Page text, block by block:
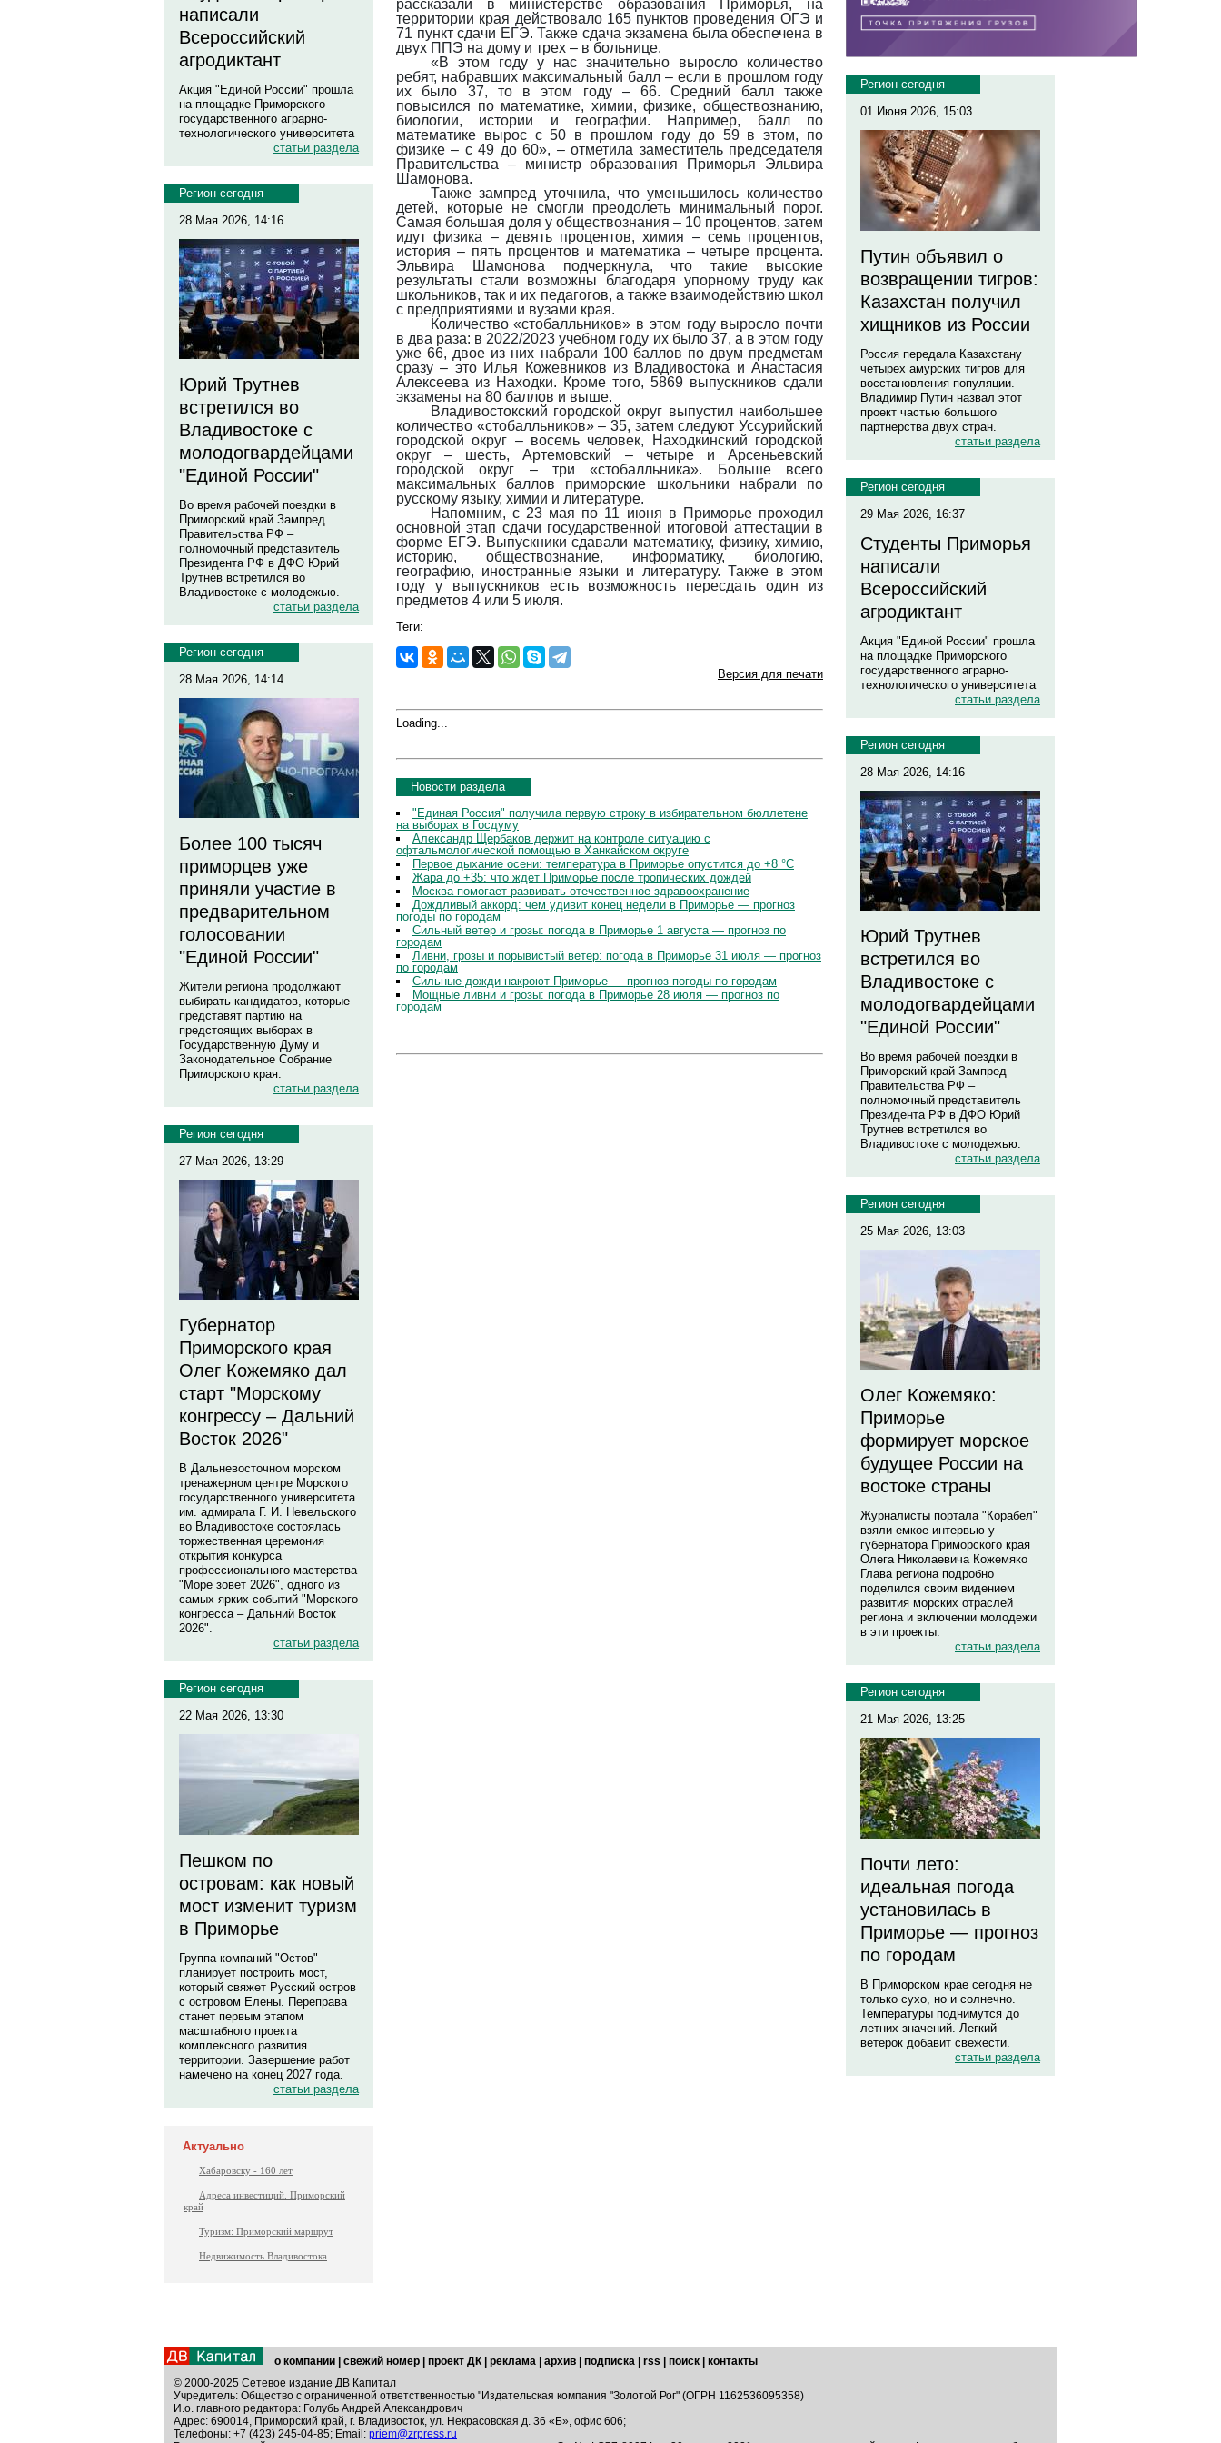
написали
Всероссийский
агродиктант
Акция "Единой России" прошла
на площадке Приморского
государственного аграрно-
технологического университета
статьи раздела
Регион сегодня
28 Мая 2026, 14:16
Юрий Трутнев
встретился во
Владивостоке с
молодогвардейцами
"Единой России"
Во время рабочей поездки в
Приморский край Зампред
Правительства РФ –
полномочный представитель
Президента РФ в ДФО Юрий
Трутнев встретился во
Владивостоке с молодежью.
статьи раздела
Регион сегодня
28 Мая 2026, 14:14
Более 100 тысяч
приморцев уже
приняли участие в
предварительном
голосовании
"Единой России"
Жители региона продолжают
выбирать кандидатов, которые
представят партию на
предстоящих выборах в
Государственную Думу и
Законодательное Собрание
Приморского края.
статьи раздела
Регион сегодня
27 Мая 2026, 13:29
Губернатор
Приморского края
Олег Кожемяко дал
старт "Морскому
конгрессу – Дальний
Восток 2026"
В Дальневосточном морском
тренажерном центре Морского
государственного университета
им. адмирала Г. И. Невельского
во Владивостоке состоялась
торжественная церемония
открытия конкурса
профессионального мастерства
"Море зовет 2026", одного из
самых ярких событий "Морского
конгресса – Дальний Восток
2026".
статьи раздела
Регион сегодня
22 Мая 2026, 13:30
Пешком по
островам: как новый
мост изменит туризм
в Приморье
Группа компаний "Остов"
планирует построить мост,
который свяжет Русский остров
с островом Елены. Переправа
станет первым этапом
масштабного проекта
комплексного развития
территории. Завершение работ
намечено на конец 2027 года.
статьи раздела
Актуально
Хабаровску - 160 лет
Адреса инвестиций. Приморский
край
Туризм: Приморский маршрут
Недвижимость Владивостока
рассказали в министерстве образования Приморья, на
территории края действовало 165 пунктов проведения ОГЭ и
71 пункт сдачи ЕГЭ. Также сдача экзамена была обеспечена в
двух ППЭ на дому и трех – в больнице.
«В этом году у нас значительно выросло количество
ребят, набравших максимальный балл – если в прошлом году
их было 37, то в этом году – 66. Средний балл также
повысился по математике, химии, физике, обществознанию,
биологии, истории и географии. Например, балл по
математике вырос с 50 в прошлом году до 59 в этом, по
физике – с 49 до 60», – отметила заместитель председателя
Правительства – министр образования Приморья Эльвира
Шамонова.
Также зампред уточнила, что уменьшилось количество
детей, которые не смогли преодолеть минимальный порог.
Самая большая доля у обществознания – 10 процентов, затем
идут физика – девять процентов, химия – семь процентов,
история – пять процентов и математика – четыре процента.
Эльвира Шамонова подчеркнула, что такие высокие
результаты стали возможны благодаря упорному труду как
школьников, так и их педагогов, а также взаимодействию школ
с предприятиями и вузами края.
Количество «стобалльников» в этом году выросло почти
в два раза: в 2022/2023 учебном году их было 37, а в этом году
уже 66, двое из них набрали 100 баллов по двум предметам
сразу – это Илья Кожевников из Владивостока и Анастасия
Алексеева из Находки. Кроме того, 5869 выпускников сдали
экзамены на 80 баллов и выше.
Владивостокский городской округ выпустил наибольшее
количество «стобалльников» – 35, затем следуют Уссурийский
городской округ – восемь человек, Находкинский городской
округ – шесть, Артемовский – четыре и Арсеньевский
городской округ – три «стобалльника». Больше всего
максимальных баллов приморские школьники набрали по
русскому языку, химии и литературе.
Напомним, с 23 мая по 11 июня в Приморье проходил
основной этап сдачи государственной итоговой аттестации в
форме ЕГЭ. Выпускники сдавали математику, физику, химию,
историю, обществознание, информатику, биологию,
географию, иностранные языки и литературу. Также в этом
году у выпускников есть возможность пересдать один из
предметов 4 или 5 июля.
Теги:
Версия для печати
Loading...
Новости раздела
"Единая Россия" получила первую строку в избирательном бюллетене
на выборах в Госдуму
Александр Щербаков держит на контроле ситуацию с
офтальмологической помощью в Ханкайском округе
Первое дыхание осени: температура в Приморье опустится до +8 °C
Жара до +35: что ждет Приморье после тропических дождей
Москва помогает развивать отечественное здравоохранение
Дождливый аккорд: чем удивит конец недели в Приморье — прогноз
погоды по городам
Сильный ветер и грозы: погода в Приморье 1 августа — прогноз по
городам
Ливни, грозы и порывистый ветер: погода в Приморье 31 июля — прогноз
по городам
Сильные дожди накроют Приморье — прогноз погоды по городам
Мощные ливни и грозы: погода в Приморье 28 июля — прогноз по
городам
Регион сегодня
01 Июня 2026, 15:03
Путин объявил о
возвращении тигров:
Казахстан получил
хищников из России
Россия передала Казахстану
четырех амурских тигров для
восстановления популяции.
Владимир Путин назвал этот
проект частью большого
партнерства двух стран.
статьи раздела
Регион сегодня
29 Мая 2026, 16:37
Студенты Приморья
написали
Всероссийский
агродиктант
Акция "Единой России" прошла
на площадке Приморского
государственного аграрно-
технологического университета
статьи раздела
Регион сегодня
28 Мая 2026, 14:16
Юрий Трутнев
встретился во
Владивостоке с
молодогвардейцами
"Единой России"
Во время рабочей поездки в
Приморский край Зампред
Правительства РФ –
полномочный представитель
Президента РФ в ДФО Юрий
Трутнев встретился во
Владивостоке с молодежью.
статьи раздела
Регион сегодня
25 Мая 2026, 13:03
Олег Кожемяко:
Приморье
формирует морское
будущее России на
востоке страны
Журналисты портала "Корабел"
взяли емкое интервью у
губернатора Приморского края
Олега Николаевича Кожемяко
Глава региона подробно
поделился своим видением
развития морских отраслей
региона и включении молодежи
в эти проекты.
статьи раздела
Регион сегодня
21 Мая 2026, 13:25
Почти лето:
идеальная погода
установилась в
Приморье — прогноз
по городам
В Приморском крае сегодня не
только сухо, но и солнечно.
Температуры поднимутся до
летних значений. Легкий
ветерок добавит свежести.
статьи раздела
о компании свежий номер проект ДК реклама архив подписка rss поиск
контакты
© 2000-2025 Сетевое издание ДВ Капитал
Учредитель: Общество с ограниченной ответственностью "Издательская компания "Золотой Рог" (ОГРН 1162536095358)
И.о. главного редактора: Голубь Андрей Александрович
Адрес: 690014, Приморский край, г. Владивосток, ул. Некрасовская д. 36 «Б», офис 606;
Телефоны: +7 (423) 245-04-85; Email: priem@zrpress.ru